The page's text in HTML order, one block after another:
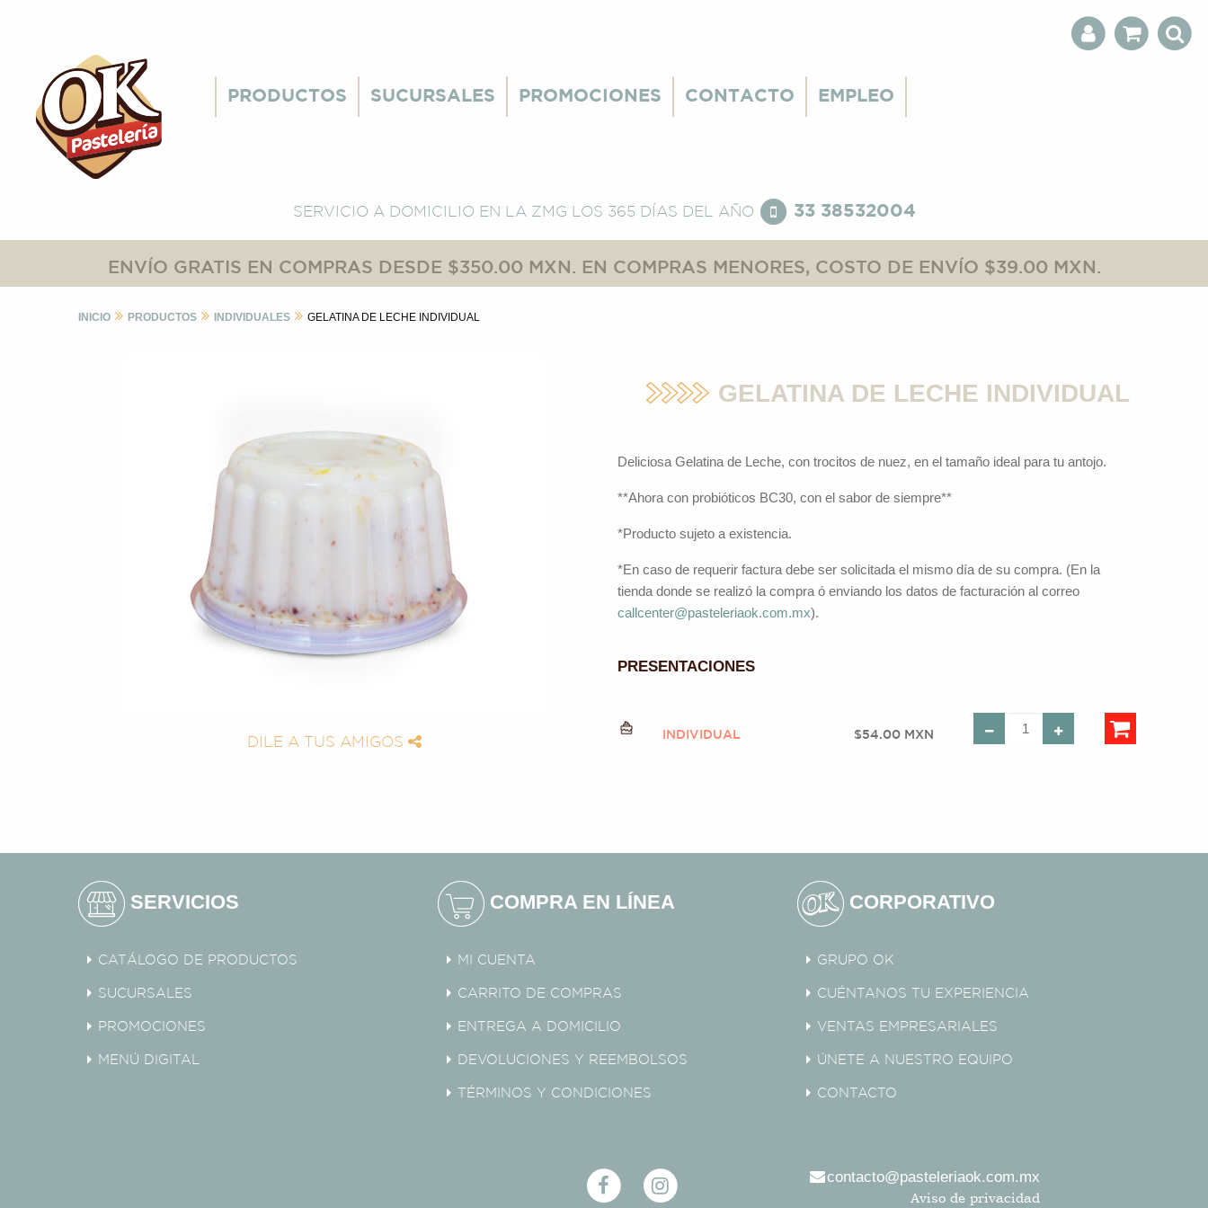
PRODUCTOS SUCURSALES PROMOCIONES CONTACTO EMPLEO
SERVICIO A DOMICILIO EN LA ZMG LOS 365 DÍAS DEL AÑO 33 38532004
ENVÍO GRATIS EN COMPRAS DESDE $350.00 MXN. EN COMPRAS MENORES, COSTO DE ENVÍO $39.00 MXN.
INICIO PRODUCTOS INDIVIDUALES GELATINA DE LECHE INDIVIDUAL
DILE A TUS AMIGOS
GELATINA DE LECHE INDIVIDUAL
Deliciosa Gelatina de Leche, con trocitos de nuez, en el tamaño ideal para tu antojo.
**Ahora con probióticos BC30, con el sabor de siempre**
*Producto sujeto a existencia.
*En caso de requerir factura debe ser solicitada el mismo día de su compra. (En la
tienda donde se realizó la compra ó enviando los datos de facturación al correo
callcenter@pasteleriaok.com.mx).
PRESENTACIONES
INDIVIDUAL $54.00 MXN
SERVICIOS
CATÁLOGO DE PRODUCTOS
SUCURSALES
PROMOCIONES
MENÚ DIGITAL
COMPRA EN LÍNEA
MI CUENTA
CARRITO DE COMPRAS
ENTREGA A DOMICILIO
DEVOLUCIONES Y REEMBOLSOS
TÉRMINOS Y CONDICIONES
CORPORATIVO
GRUPO OK
CUÉNTANOS TU EXPERIENCIA
VENTAS EMPRESARIALES
ÚNETE A NUESTRO EQUIPO
CONTACTO
contacto@pasteleriaok.com.mx
Aviso de privacidad